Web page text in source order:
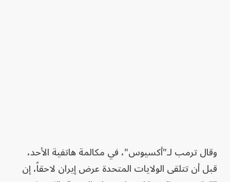
وقال ترمب لـ"أكسيوس"، في مكالمة هاتفية الأحد،
قبل أن تتلقى الولايات المتحدة عرض إيران لاحقاً، إن